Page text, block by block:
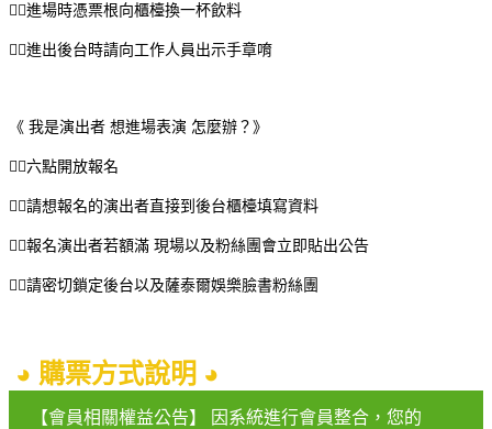
👉🏽進場時憑票根向櫃檯換一杯飲料
👉🏽進出後台時請向工作人員出示手章唷
《 我是演出者 想進場表演 怎麼辦？》
👉🏽六點開放報名
👉🏽請想報名的演出者直接到後台櫃檯填寫資料
👉🏽報名演出者若額滿 現場以及粉絲團會立即貼出公告
👉🏽請密切鎖定後台以及薩泰爾娛樂臉書粉絲團
◕ 購票方式說明 ◕
【會員相關權益公告】 因系統進行會員整合，您的